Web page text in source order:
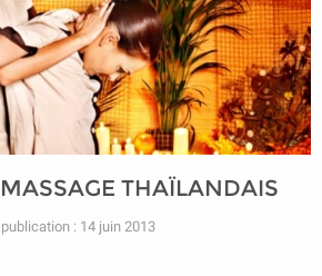
THAÏLANDAIS
: 14 juin 2013